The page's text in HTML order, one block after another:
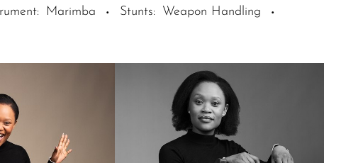
: Marimba · Stunts: Weapon Handling ·